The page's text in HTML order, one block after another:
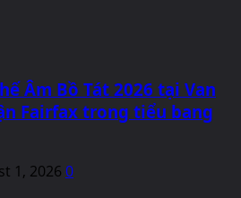
Âm Bồ Tát 2026 tại Van
Fairfax trong tiểu bang
1, 2026 0